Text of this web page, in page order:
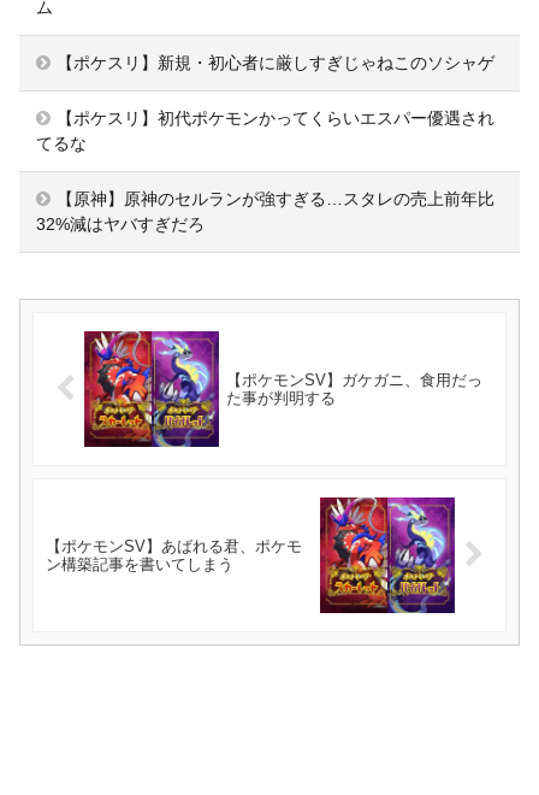
ム
【ポケスリ】新規・初心者に厳しすぎじゃねこのソシャゲ
【ポケスリ】初代ポケモンかってくらいエスパー優遇され
てるな
【原神】原神のセルランが強すぎる…スタレの売上前年比
32%減はヤバすぎだろ
【ポケモンSV】ガケガニ、食用だっ
た事が判明する
【ポケモンSV】あばれる君、ポケモ
ン構築記事を書いてしまう